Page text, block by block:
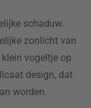
schaduw.
zonlicht van
vogeltje op
design, dat
worden.